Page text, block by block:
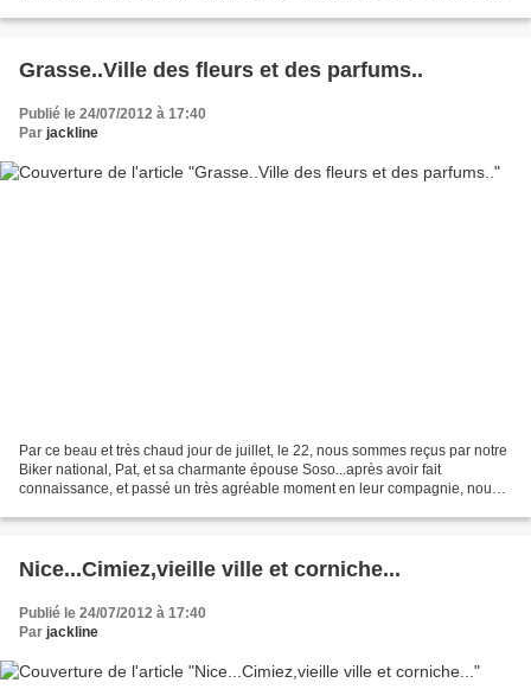
Grasse..Ville des fleurs et des parfums..
Publié le 24/07/2012 à 17:40
Par jackline
Par ce beau et très chaud jour de juillet, le 22, nous sommes reçus par notre
Biker national, Pat, et sa charmante épouse Soso...après avoir fait
connaissance, et passé un très agréable moment en leur compagnie, nous
Nice...Cimiez,vieille ville et corniche...
Publié le 24/07/2012 à 17:40
Par jackline